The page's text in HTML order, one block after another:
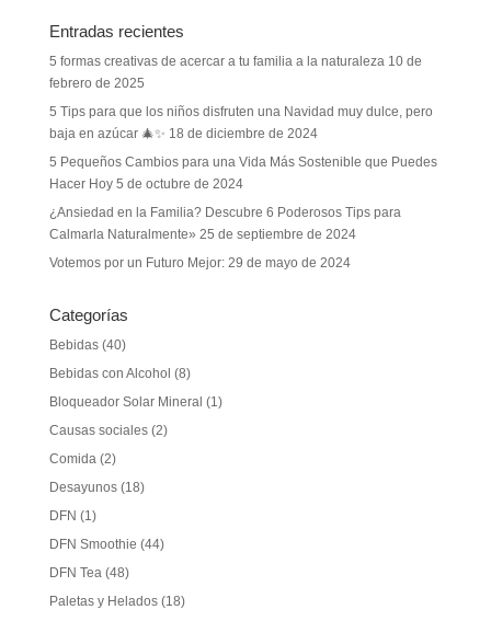
Entradas recientes
5 formas creativas de acercar a tu familia a la naturaleza 10 de
febrero de 2025
5 Tips para que los niños disfruten una Navidad muy dulce, pero
baja en azúcar 🎄✨ 18 de diciembre de 2024
5 Pequeños Cambios para una Vida Más Sostenible que Puedes
Hacer Hoy 5 de octubre de 2024
¿Ansiedad en la Familia? Descubre 6 Poderosos Tips para
Calmarla Naturalmente» 25 de septiembre de 2024
Votemos por un Futuro Mejor: 29 de mayo de 2024
Categorías
Bebidas(40)
Bebidas con Alcohol (8)
Bloqueador Solar Mineral (1)
Causas sociales(2)
Comida(2)
Desayunos(18)
DFN (1)
DFN Smoothie (44)
DFN Tea(48)
Paletas y Helados(18)